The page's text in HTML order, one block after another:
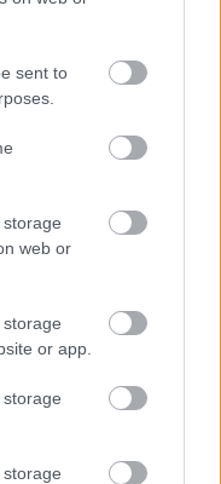
sent to
web or
or app.
dreampopot
tétlenül. A trió
Beats 30